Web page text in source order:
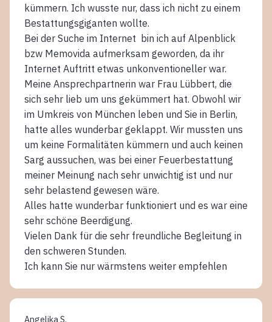
kümmern. Ich wusste nur, dass ich nicht zu einem
Bestattungsgiganten wollte.
Bei der Suche im Internet bin ich auf Alpenblick
bzw Memovida aufmerksam geworden, da ihr
Internet Auftritt etwas unkonventioneller war.
Meine Ansprechpartnerin war Frau Lübbert, die
sich sehr lieb um uns gekümmert hat. Obwohl wir
im Umkreis von München leben und Sie in Berlin,
hatte alles wunderbar geklappt. Wir mussten uns
um keine Formalitäten kümmern und auch keinen
Sarg aussuchen, was bei einer Feuerbestattung
meiner Meinung nach sehr unwichtig ist und nur
sehr belastend gewesen wäre.
Alles hatte wunderbar funktioniert und es war eine
sehr schöne Beerdigung.
Vielen Dank für die sehr freundliche Begleitung in
den schweren Stunden.
Ich kann Sie nur wärmstens weiter empfehlen